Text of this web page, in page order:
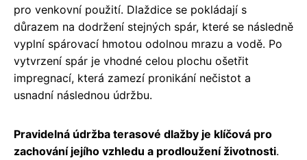
pro venkovní použití. Dlaždice se pokládají s
důrazem na dodržení stejných spár, které se následně
vyplní spárovací hmotou odolnou mrazu a vodě. Po
vytvrzení spár je vhodné celou plochu ošetřit
impregnací, která zamezí pronikání nečistot a
usnadní následnou údržbu.
Pravidelná údržba terasové dlažby je klíčová pro
zachování jejího vzhledu a prodloužení životnosti.